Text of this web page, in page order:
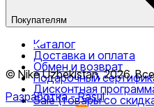
Покупателям
Каталог
Доставка и оплата
Обмен и возврат
Подарочный
Дисконтная
Sale (товары со
© Nike Uzbekistan,2026.
Разработка- Rasul